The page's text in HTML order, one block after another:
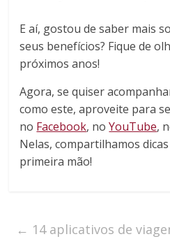
E aí, gostou de saber mais
seus benefícios? Fique de
próximos anos!
Agora, se quiser
como este, aproveite para
no Facebook, noYouTube,
Nelas, compartilhamos
primeira mão!
← 14 aplicativos de